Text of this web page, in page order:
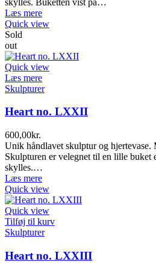
Læs mere
Quick view
Sold
out
Quick view
Læs mere
Skulpturer
Heart no. LXXII
600,00kr.
Unik håndlavet skulptur og hjertevase.
Skulpturen er velegnet til en lille buket
skylles.…
Læs mere
Quick view
Quick view
Tilføj til kurv
Skulpturer
Heart no. LXXIII